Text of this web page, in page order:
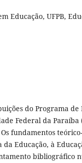
Educação, UFPB,
do Programa de
Federal da Paraíba
fundamentos
Educação, à
bibliográfico